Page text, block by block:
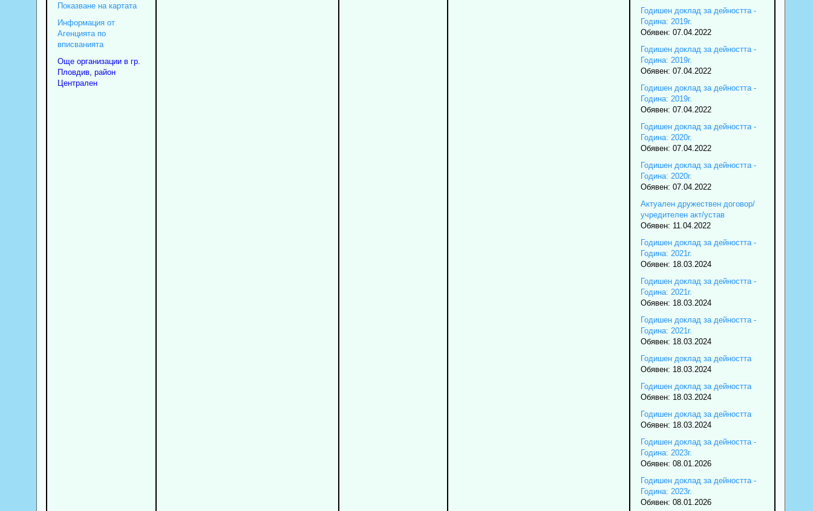
Показване на картата
Информация от
Агенцията по
вписванията
Още организации в гр.
Пловдив, район
Централен
Годишен доклад за дейността -
Година: 2019г.
Обявен: 07.04.2022
Годишен доклад за дейността -
Година: 2019г.
Обявен: 07.04.2022
Годишен доклад за дейността -
Година: 2019г.
Обявен: 07.04.2022
Годишен доклад за дейността -
Година: 2020г.
Обявен: 07.04.2022
Годишен доклад за дейността -
Година: 2020г.
Обявен: 07.04.2022
Актуален дружествен договор/
учредителен акт/устав
Обявен: 11.04.2022
Годишен доклад за дейността -
Година: 2021г.
Обявен: 18.03.2024
Годишен доклад за дейността -
Година: 2021г.
Обявен: 18.03.2024
Годишен доклад за дейността -
Година: 2021г.
Обявен: 18.03.2024
Годишен доклад за дейността
Обявен: 18.03.2024
Годишен доклад за дейността
Обявен: 18.03.2024
Годишен доклад за дейността
Обявен: 18.03.2024
Годишен доклад за дейността -
Година: 2023г.
Обявен: 08.01.2026
Годишен доклад за дейността -
Година: 2023г.
Обявен: 08.01.2026